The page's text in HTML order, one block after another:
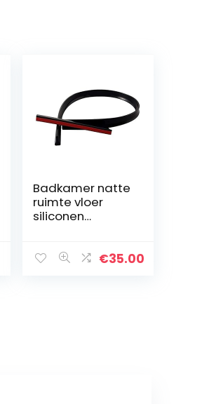
Badkamer natte
ruimte vloer
siliconen
trip, douchedam
€35.00